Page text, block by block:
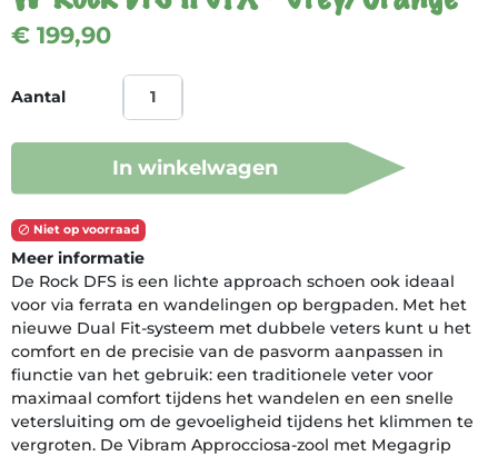
€ 199,90
Aantal
In winkelwagen
 Niet op voorraad
Meer informatie
De Rock DFS is een lichte approach schoen ook ideaal
voor via ferrata en wandelingen op bergpaden. Met het
nieuwe Dual Fit-systeem met dubbele veters kunt u het
comfort en de precisie van de pasvorm aanpassen in
fiunctie van het gebruik: een traditionele veter voor
maximaal comfort tijdens het wandelen en een snelle
vetersluiting om de gevoeligheid tijdens het klimmen te
vergroten. De Vibram Approcciosa-zool met Megagrip